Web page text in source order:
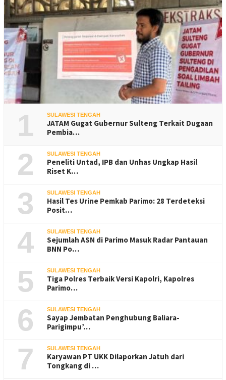
1 SULAWESI TENGAH
JATAM Gugat Gubernur Sulteng Terkait Dugaan
Pembia…
2 SULAWESI TENGAH
Peneliti Untad, IPB dan Unhas Ungkap Hasil
Riset K…
3 SULAWESI TENGAH
Hasil Tes Urine Pemkab Parimo: 28 Terdeteksi
Posit…
4 SULAWESI TENGAH
Sejumlah ASN di Parimo Masuk Radar Pantauan
BNN Po…
5 SULAWESI TENGAH
Tiga Polres Terbaik Versi Kapolri, Kapolres
Parimo…
6 SULAWESI TENGAH
Sayap Jembatan Penghubung Baliara-
Parigimpu’…
7 SULAWESI TENGAH
Karyawan PT UKK Dilaporkan Jatuh dari
Tongkang di …